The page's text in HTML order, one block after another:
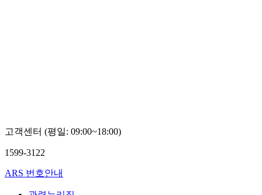
고객센터 (평일: 09:00~18:00)
1599-3122
ARS 번호안내